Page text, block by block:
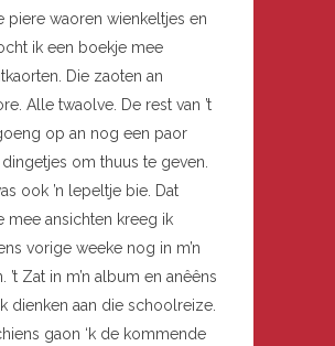
piere waoren wienkeltjes en
ik een boekje mee
Die zaoten an
Alle twaolve. De rest van ’t
op an nog een paor
om thuus te geven.
ook ’n lepeltje bie. Dat
mee ansichten kreeg ik
vorige weeke nog in m’n
’t Zat in m’n album en anêêns
dienken aan die schoolreize.
gaon ‘k de kommende